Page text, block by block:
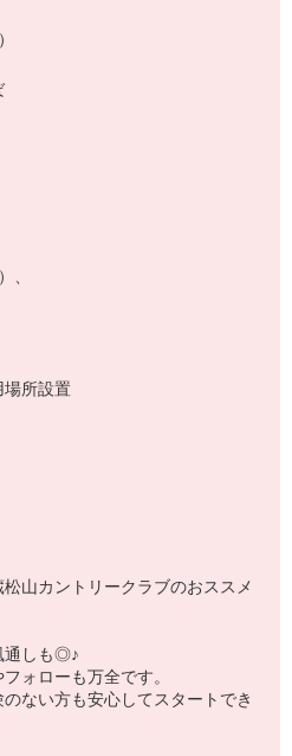
、
場所設置
山カントリークラブのおススメ
通しも◎♪
ォローも万全です。
のない方も安心してスタートでき